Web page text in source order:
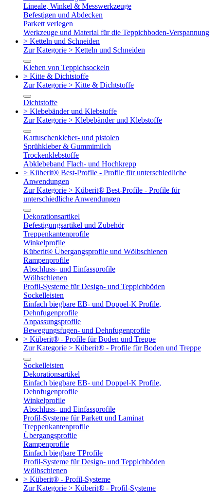
Lineale, Winkel & Messwerkzeuge
Befestigen und Abdecken
Parkett verlegen
Werkzeuge und Material für die Teppichboden-Verspannung
> Ketteln und Schneiden
Zur Kategorie > Ketteln und Schneiden
Kleben von Teppichsockeln
> Kitte & Dichtstoffe
Zur Kategorie > Kitte & Dichtstoffe
Dichtstoffe
> Klebebänder und Klebstoffe
Zur Kategorie > Klebebänder und Klebstoffe
Kartuschenkleber- und pistolen
Sprühkleber & Gummimilch
Trockenklebstoffe
Abklebeband Flach- und Hochkrepp
> Küberit® Best-Profile - Profile für unterschiedliche
Anwendungen
Zur Kategorie > Küberit® Best-Profile - Profile für
unterschiedliche Anwendungen
Dekorationsartikel
Befestigungsartikel und Zubehör
Treppenkantenprofile
Winkelprofile
Küberit® Übergangsprofile und Wölbschienen
Rampenprofile
Abschluss- und Einfassprofile
Wölbschienen
Profil-Systeme für Design- und Teppichböden
Sockelleisten
Einfach biegbare EB- und Doppel-K Profile,
Dehnfugenprofile
Anpassungsprofile
Bewegungsfugen- und Dehnfugenprofile
> Küberit® - Profile für Boden und Treppe
Zur Kategorie > Küberit® - Profile für Boden und Treppe
Sockelleisten
Dekorationsartikel
Einfach biegbare EB- und Doppel-K Profile,
Dehnfugenprofile
Winkelprofile
Abschluss- und Einfassprofile
Profil-Systeme für Parkett und Laminat
Treppenkantenprofile
Übergangsprofile
Rampenprofile
Einfach biegbare TProfile
Profil-Systeme für Design- und Teppichböden
Wölbschienen
> Küberit® - Profil-Systeme
Zur Kategorie > Küberit® - Profil-Systeme